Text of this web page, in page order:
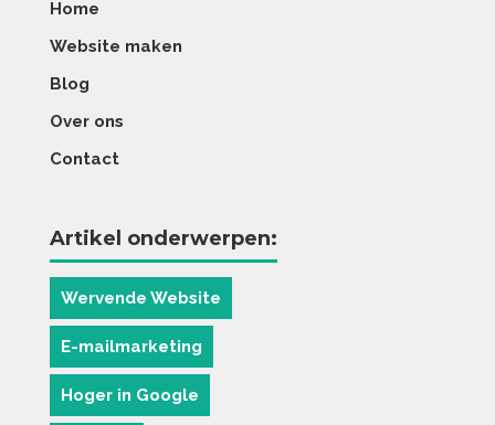
Home
Website maken
Blog
Over ons
Contact
Artikel onderwerpen:
Wervende Website
E-mailmarketing
Hoger in Google